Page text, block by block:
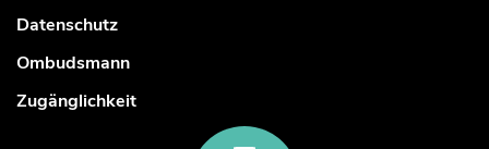
Datenschutz
Ombudsmann
Zugänglichkeit